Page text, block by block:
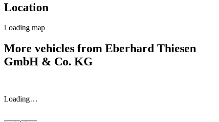
Location
Loading map
More vehicles from Eberhard Thiesen
GmbH & Co. KG
Loading…